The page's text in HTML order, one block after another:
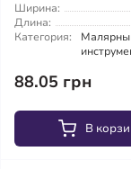
Ширина:
Длина:
Категория:
88.05 грн
В